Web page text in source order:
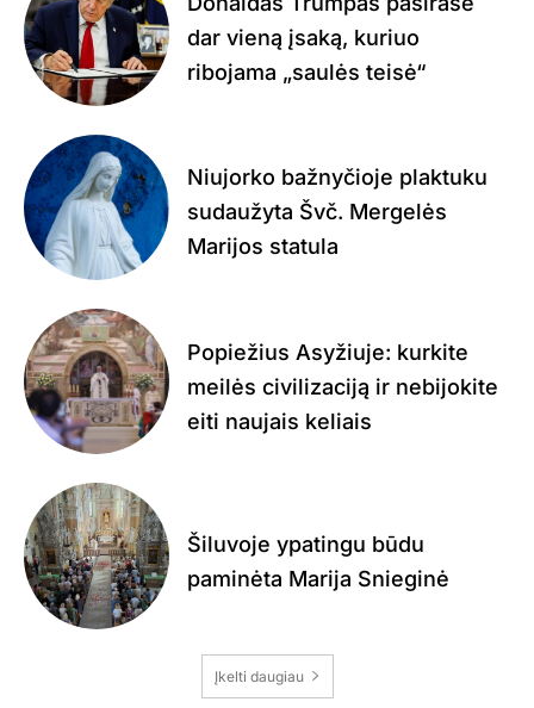
dar vieną įsaką, kuriuo
ribojama „saulės teisė“
Niujorko bažnyčioje plaktuku
sudaužyta Švč. Mergelės
Marijos statula
Popiežius Asyžiuje: kurkite
meilės civilizaciją ir nebijokite
eiti naujais keliais
Šiluvoje ypatingu būdu
paminėta Marija Snieginė
Įkelti daugiau